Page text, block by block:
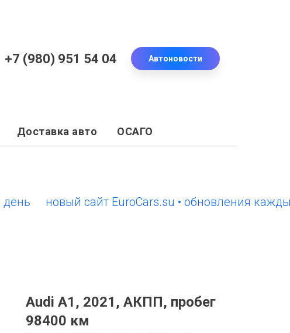
+7 (980) 951 54 04 Автоновости
Доставка авто ОСАГО
новый сайт EuroCars.su • обновления каждый
Audi A1, 2021, АКПП, пробег
98400 км